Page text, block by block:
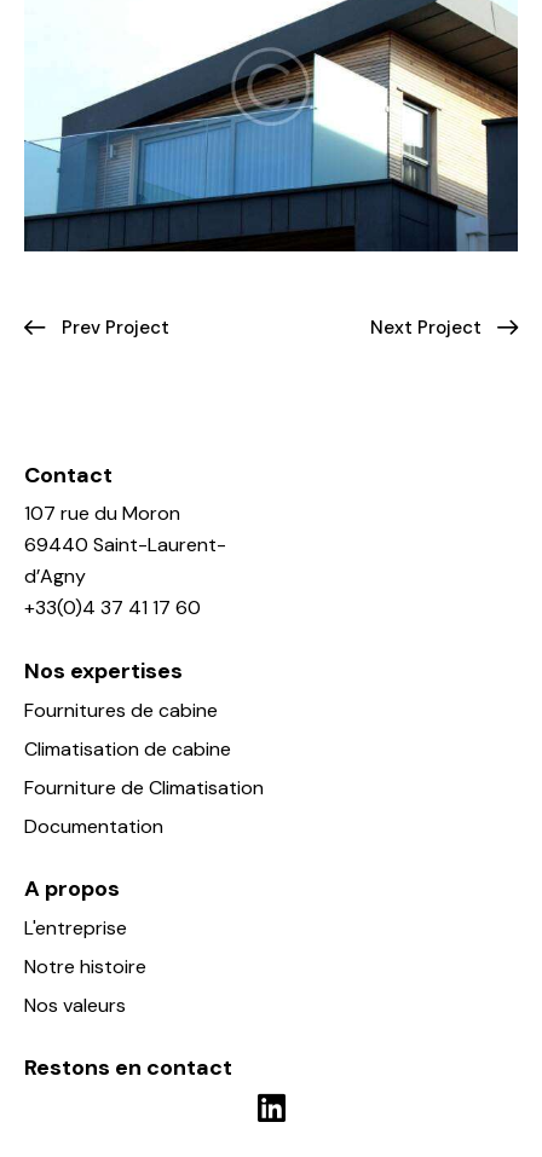
Prev Project Next Project
Contact
107 rue du Moron
69440 Saint-Laurent-
d’Agny
+33(0)4 37 41 17 60
Nos expertises
Fournitures de cabine
Climatisation de cabine
Fourniture de Climatisation
Documentation
A propos
L'entreprise
Notre histoire
Nos valeurs
Restons en contact